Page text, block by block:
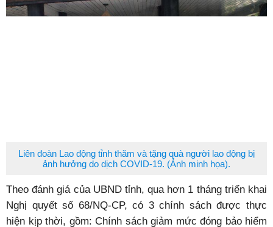
Liên đoàn Lao động tỉnh thăm và tặng quà người lao động bị
ảnh hưởng do dịch COVID-19. (Ảnh minh họa).
Theo đánh giá của UBND tỉnh, qua hơn 1 tháng triển khai
Nghị quyết số 68/NQ-CP, có 3 chính sách được thực
hiện kịp thời, gồm: Chính sách giảm mức đóng bảo hiểm